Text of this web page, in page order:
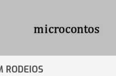
RODEIOS